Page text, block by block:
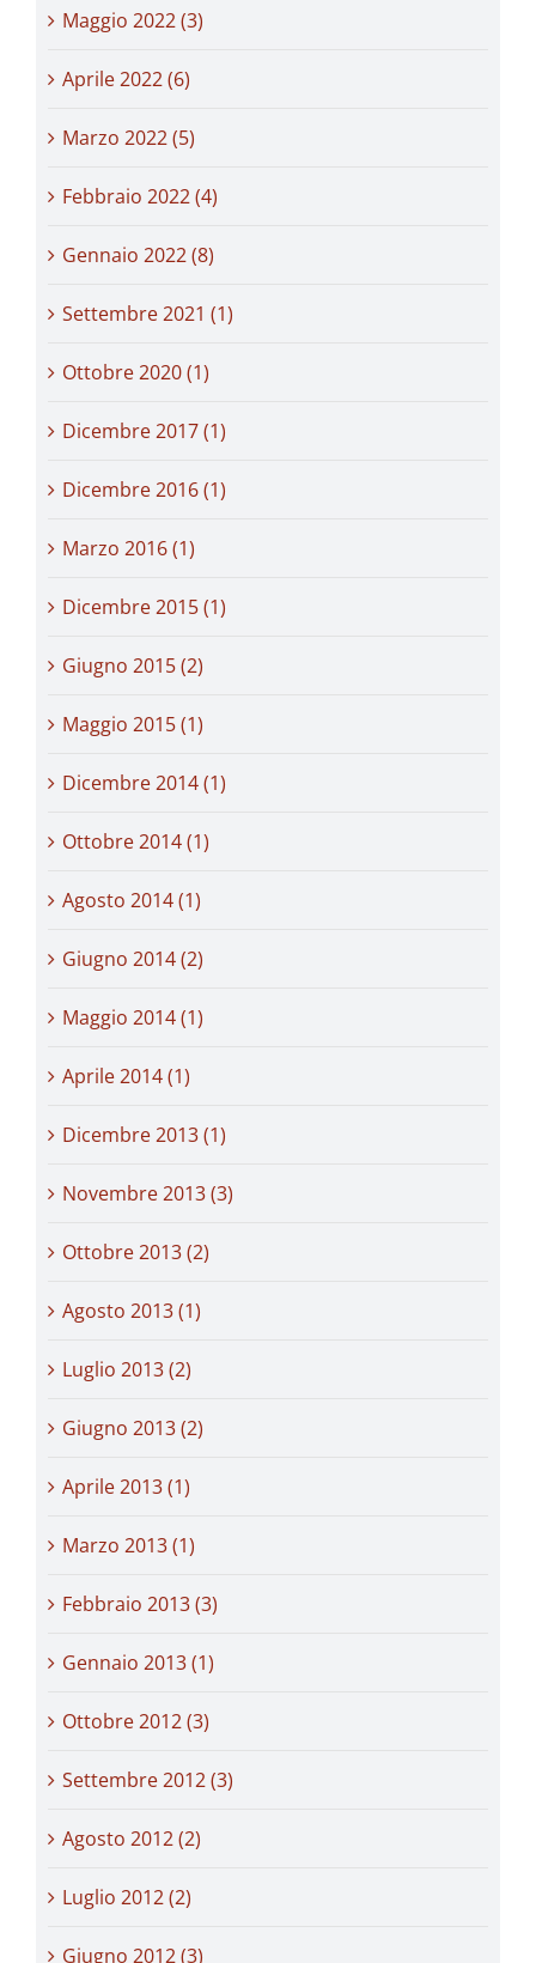
Maggio 2022 (3)
Aprile 2022 (6)
Marzo 2022 (5)
Febbraio 2022 (4)
Gennaio 2022 (8)
Settembre 2021 (1)
Ottobre 2020 (1)
Dicembre 2017 (1)
Dicembre 2016 (1)
Marzo 2016 (1)
Dicembre 2015 (1)
Giugno 2015 (2)
Maggio 2015 (1)
Dicembre 2014 (1)
Ottobre 2014 (1)
Agosto 2014 (1)
Giugno 2014 (2)
Maggio 2014 (1)
Aprile 2014 (1)
Dicembre 2013 (1)
Novembre 2013 (3)
Ottobre 2013 (2)
Agosto 2013 (1)
Luglio 2013 (2)
Giugno 2013 (2)
Aprile 2013 (1)
Marzo 2013 (1)
Febbraio 2013 (3)
Gennaio 2013 (1)
Ottobre 2012 (3)
Settembre 2012 (3)
Agosto 2012 (2)
Luglio 2012 (2)
Giugno 2012 (3)